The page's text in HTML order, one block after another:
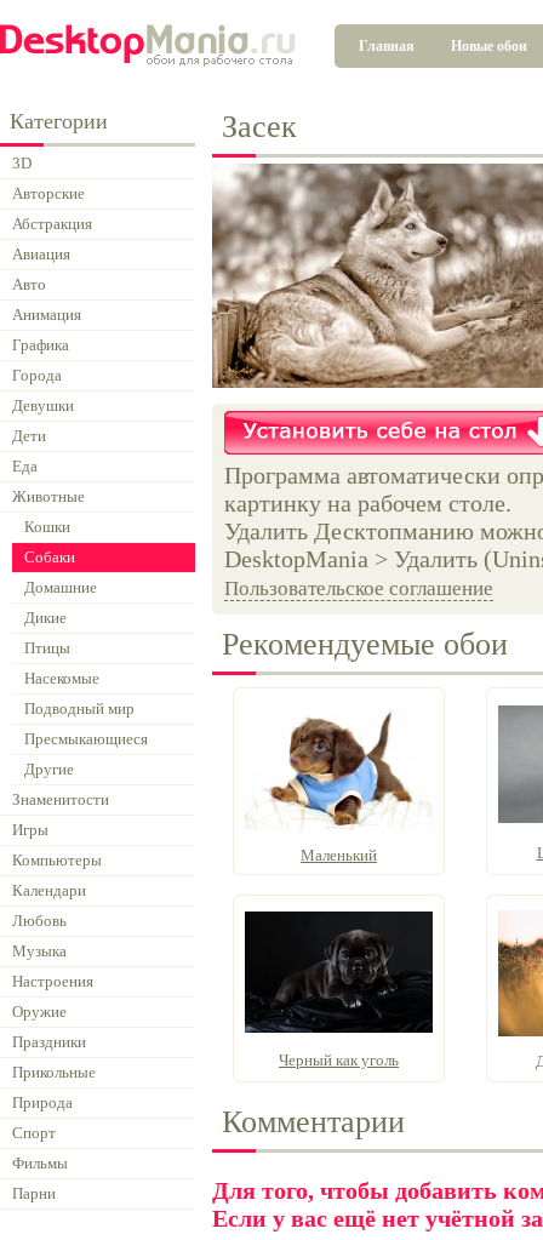
Главная Новые обои
Категории
3D
Авторские
Абстракция
Авиация
Авто
Анимация
Графика
Города
Девушки
Дети
Еда
Животные
Кошки
Собаки
Домашние
Дикие
Птицы
Насекомые
Подводный мир
Пресмыкающиеся
Другие
Знаменитости
Игры
Компьютеры
Календари
Любовь
Музыка
Настроения
Оружие
Праздники
Прикольные
Природа
Спорт
Фильмы
Парни
Засек
Программа автоматически
картинку на рабочем столе.
Удалить Десктопманию
DesktopMania > Удалить
Пользовательское соглашение
Рекомендуемые обои
Маленький
Черный как уголь
Комментарии
Для того, чтобы добавить
Если у вас ещё нет учётной